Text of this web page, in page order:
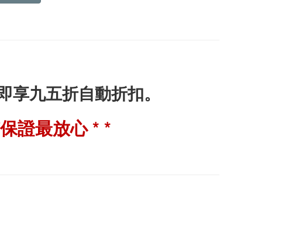
九五折自動折扣。
證最放心 * *